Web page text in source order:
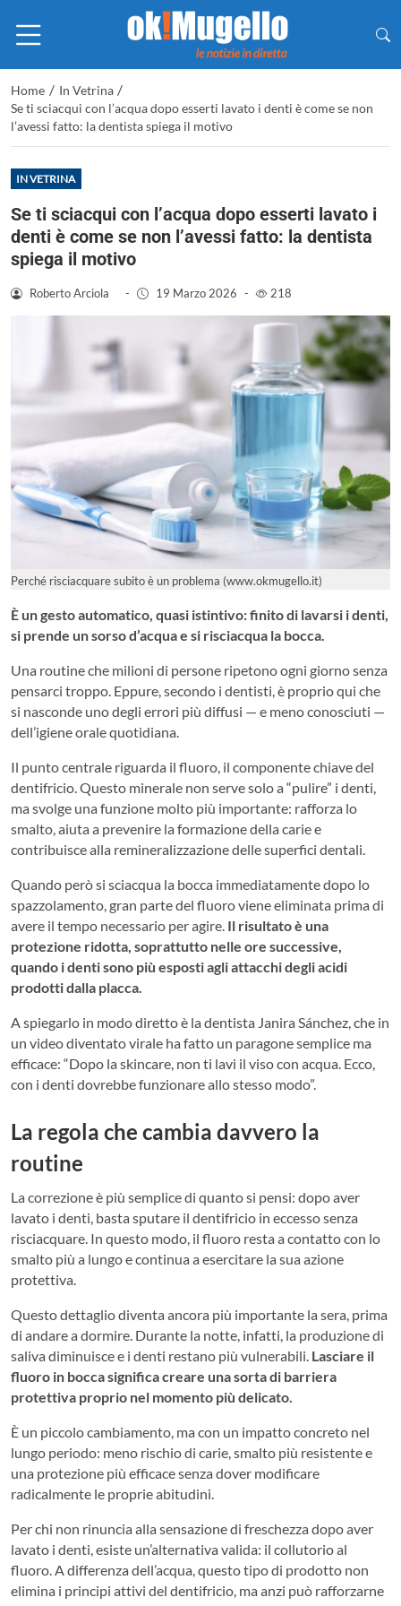
Home / In Vetrina /
Se ti sciacqui con l’acqua dopo esserti lavato i denti è come se non
l’avessi fatto: la dentista spiega il motivo
IN VETRINA
Se ti sciacqui con l’acqua dopo esserti lavato i
denti è come se non l’avessi fatto: la dentista
spiega il motivo
Roberto Arciola - 19 Marzo 2026 - 218
Perché risciacquare subito è un problema (www.okmugello.it)
È un gesto automatico, quasi istintivo: finito di lavarsi i denti,
si prende un sorso d’acqua e si risciacqua la bocca.
Una routine che milioni di persone ripetono ogni giorno senza
pensarci troppo. Eppure, secondo i dentisti, è proprio qui che
si nasconde uno degli errori più diffusi — e meno conosciuti —
dell’igiene orale quotidiana.
Il punto centrale riguarda il fluoro, il componente chiave del
dentifricio. Questo minerale non serve solo a “pulire” i denti,
ma svolge una funzione molto più importante: rafforza lo
smalto, aiuta a prevenire la formazione della carie e
contribuisce alla remineralizzazione delle superfici dentali.
Quando però si sciacqua la bocca immediatamente dopo lo
spazzolamento, gran parte del fluoro viene eliminata prima di
avere il tempo necessario per agire. Il risultato è una
protezione ridotta, soprattutto nelle ore successive,
quando i denti sono più esposti agli attacchi degli acidi
prodotti dalla placca.
A spiegarlo in modo diretto è la dentista Janira Sánchez, che in
un video diventato virale ha fatto un paragone semplice ma
efficace: “Dopo la skincare, non ti lavi il viso con acqua. Ecco,
con i denti dovrebbe funzionare allo stesso modo”.
La regola che cambia davvero la
routine
La correzione è più semplice di quanto si pensi: dopo aver
lavato i denti, basta sputare il dentifricio in eccesso senza
risciacquare. In questo modo, il fluoro resta a contatto con lo
smalto più a lungo e continua a esercitare la sua azione
protettiva.
Questo dettaglio diventa ancora più importante la sera, prima
di andare a dormire. Durante la notte, infatti, la produzione di
saliva diminuisce e i denti restano più vulnerabili. Lasciare il
fluoro in bocca significa creare una sorta di barriera
protettiva proprio nel momento più delicato.
È un piccolo cambiamento, ma con un impatto concreto nel
lungo periodo: meno rischio di carie, smalto più resistente e
una protezione più efficace senza dover modificare
radicalmente le proprie abitudini.
Per chi non rinuncia alla sensazione di freschezza dopo aver
lavato i denti, esiste un’alternativa valida: il collutorio al
fluoro. A differenza dell’acqua, questo tipo di prodotto non
elimina i principi attivi del dentifricio, ma anzi può rafforzarne